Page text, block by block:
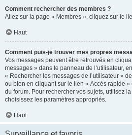
Comment rechercher des membres ?
Allez sur la page « Membres », cliquez sur le
Haut
Comment puis-je trouver mes propres
Vos messages peuvent être retrouvés en
messages » dans le panneau de l’utilisateur,
« Rechercher les messages de l’utilisateur »
ou bien en cliquant sur le lien « Accès rapide »
du forum. Pour rechercher vos sujets, utilisez
choisissez les paramètres appropriés.
Haut